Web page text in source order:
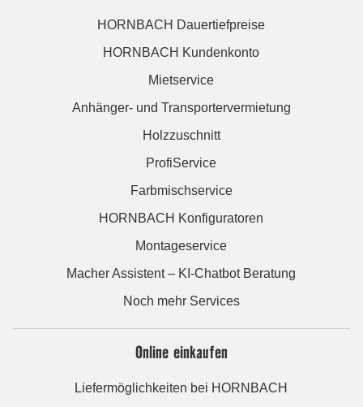
HORNBACH Dauertiefpreise
HORNBACH Kundenkonto
Mietservice
Anhänger- und Transportervermietung
Holzzuschnitt
ProfiService
Farbmischservice
HORNBACH Konfiguratoren
Montageservice
Macher Assistent – KI-Chatbot Beratung
Noch mehr Services
Online einkaufen
Liefermöglichkeiten bei HORNBACH